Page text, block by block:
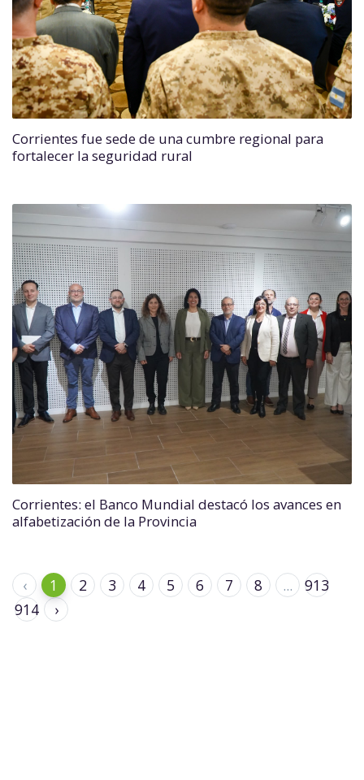
Corrientes fue sede de una cumbre regional para
fortalecer la seguridad rural
Corrientes: el Banco Mundial destacó los avances en
alfabetización de la Provincia
‹ 1 2 3 4 5 6 7 8 ...
913
914
›